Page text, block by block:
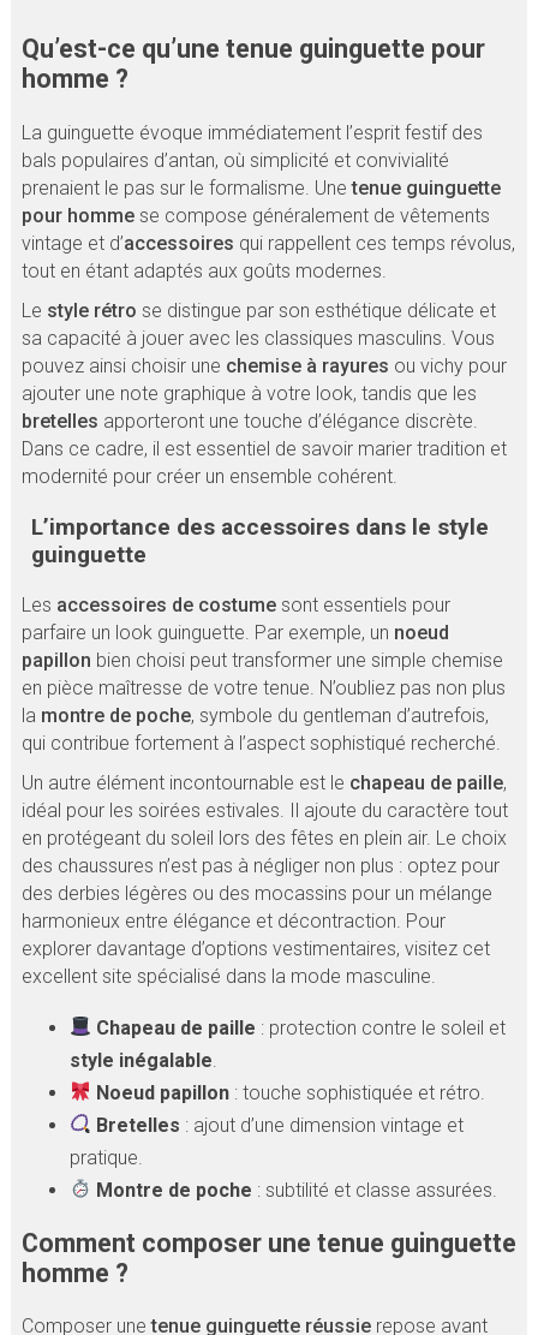
Qu’est-ce qu’une tenue guinguette pour
homme ?
La guinguette évoque immédiatement l’esprit festif des
bals populaires d’antan, où simplicité et convivialité
prenaient le pas sur le formalisme. Unetenue guinguette
pour hommese compose généralement de vêtements
vintage et d’accessoires qui rappellent ces temps révolus,
tout en étant adaptés aux goûts modernes.
Le style rétro se distingue par son esthétique délicate et
sa capacité à jouer avec les classiques masculins. Vous
pouvez ainsi choisir une chemise à rayures ou vichy pour
ajouter une note graphique à votre look, tandis que les
bretelles apporteront une touche d’élégance discrète.
Dans ce cadre, il est essentiel de savoir marier tradition et
modernité pour créer un ensemble cohérent.
L’importance des accessoires dans le style
guinguette
Les accessoires de costumesont essentiels pour
parfaire un look guinguette. Par exemple, un noeud
papillon bien choisi peut transformer une simple chemise
en pièce maîtresse de votre tenue. N’oubliez pas non plus
la montre de poche, symbole du gentleman d’autrefois,
qui contribue fortement à l’aspect sophistiqué recherché.
Un autre élément incontournable est le chapeau de paille,
idéal pour les soirées estivales. Il ajoute du caractère tout
en protégeant du soleil lors des fêtes en plein air. Le choix
des chaussures n’est pas à négliger non plus : optez pour
des derbies légères ou des mocassins pour un mélange
harmonieux entre élégance et décontraction. Pour
explorer davantage d’options vestimentaires, visitez cet
excellent site spécialisé dans la mode masculine.
Chapeau de paille : protection contre le soleil et
style inégalable
Noeud papillon: touche sophistiquée et rétro.
Bretelles : ajout d’une dimension vintage et
pratique.
Montre de poche : subtilité et classe assurées.
Comment composer une tenue guinguette
homme ?
Composer unetenue guinguette réussierepose avant